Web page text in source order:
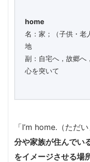
home
名：家；（子供・老
地
副：自宅へ，故郷へ
心を突いて
「I’m home.（ただ
分や家族が住んでい
をイメージさせる場